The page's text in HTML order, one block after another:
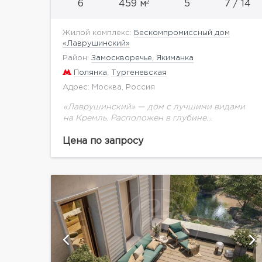
6 459 м2 5 7 / 14
Жилой комплекс:
Бескомпромиссный дом
«Лаврушинский»
Район: Замоскворечье, Якиманка
Полянка Тургеневская
Адрес: Москва, Россия
«Лаврушинский» — дом с лучшими видами
на Кремль. Расположен в глубине
ручьём, детской площадкой. Это дарит
Цена по запросу
показать ещё 15 фотографий